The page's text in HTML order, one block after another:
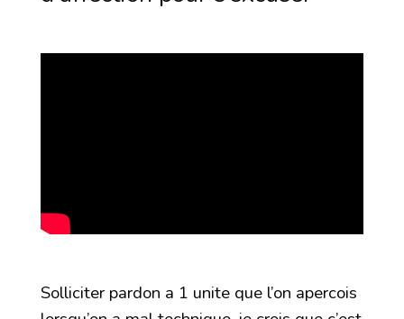
Solliciter pardon a 1 unite que l’on apercois